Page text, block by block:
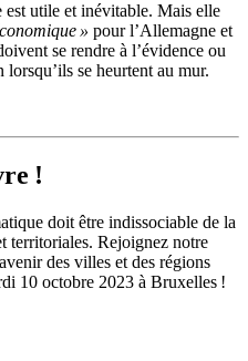
utile et inévitable. Mais elle
» pour l’Allemagne et
se rendre à l’évidence ou
se heurtent au mur.
!
doit être indissociable de la
territoriales. Rejoignez notre
des villes et des régions
10 octobre 2023 à Bruxelles !